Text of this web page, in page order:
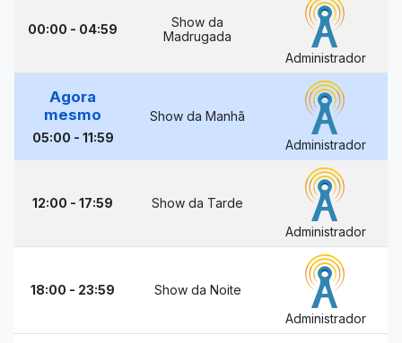
00:00 - 04:59
Show da
Madrugada
Administrador
Agora
mesmo
05:00 - 11:59
Show da Manhã
Administrador
12:00 - 17:59
Show da Tarde
Administrador
18:00 - 23:59
Show da Noite
Administrador